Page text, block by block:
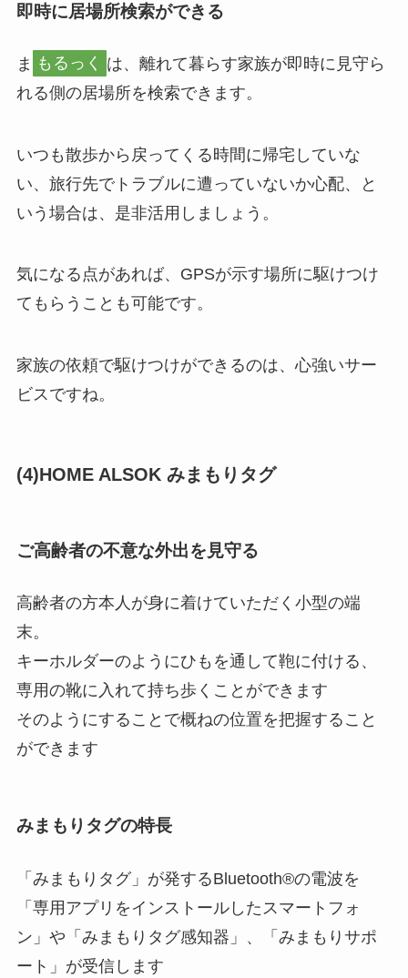
即時に居場所検索ができる
ま もるっく は、離れて暮らす家族が即時に見守ら
れる側の居場所を検索できます。
いつも散歩から戻ってくる時間に帰宅していな
い、旅行先でトラブルに遭っていないか心配、と
いう場合は、是非活用しましょう。
気になる点があれば、GPSが示す場所に駆けつけ
てもらうことも可能です。
家族の依頼で駆けつけができるのは、心強いサー
ビスですね。
(4)HOME ALSOK みまもりタグ
ご高齢者の不意な外出を見守る
高齢者の方本人が身に着けていただく小型の端
末。
キーホルダーのようにひもを通して鞄に付ける、
専用の靴に入れて持ち歩くことができます
そのようにすることで概ねの位置を把握すること
ができます
みまもりタグの特長
「みまもりタグ」が発するBluetooth®の電波を
「専用アプリをインストールしたスマートフォ
ン」や「みまもりタグ感知器」、「みまもりサポ
ート」が受信します